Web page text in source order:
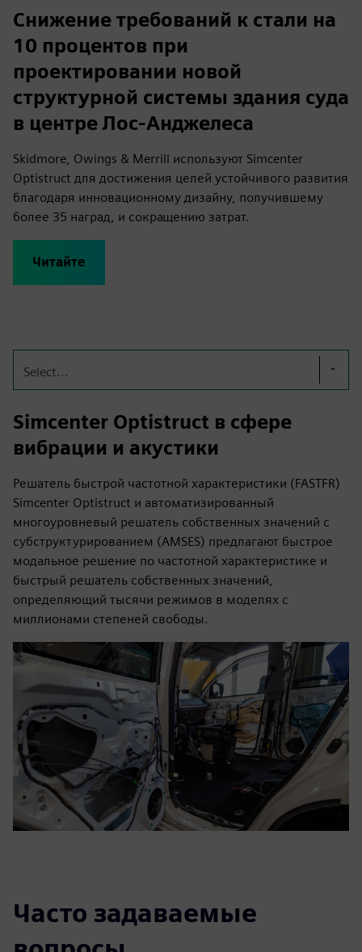
Снижение требований к стали на
10 процентов при
проектировании новой
структурной системы здания суда
в центре Лос-Анджелеса
Skidmore, Owings & Merrill используют Simcenter
Optistruct для достижения целей устойчивого развития
благодаря инновационному дизайну, получившему
более 35 наград, и сокращению затрат.
Читайте
Select...
Simcenter Optistruct в сфере
вибрации и акустики
Решатель быстрой частотной характеристики (FASTFR)
Simcenter Optistruct и автоматизированный
многоуровневый решатель собственных значений с
субструктурированием (AMSES) предлагают быстрое
модальное решение по частотной характеристике и
быстрый решатель собственных значений,
определяющий тысячи режимов в моделях с
миллионами степеней свободы.
Часто задаваемые